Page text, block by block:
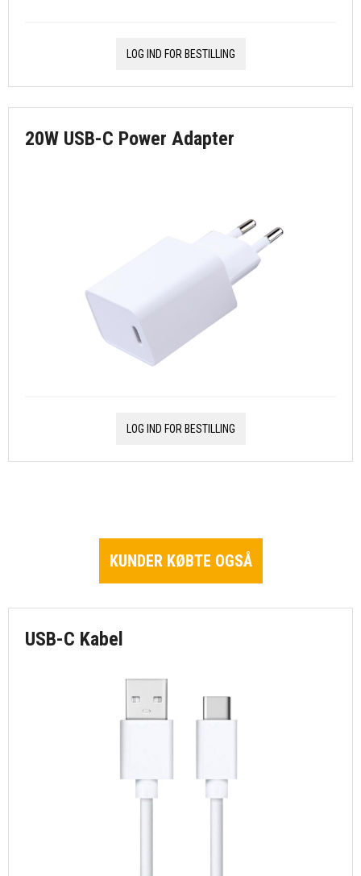
LOG IND FOR BESTILLING
20W USB-C Power Adapter
LOG IND FOR BESTILLING
KUNDER KØBTE OGSÅ
USB-C Kabel